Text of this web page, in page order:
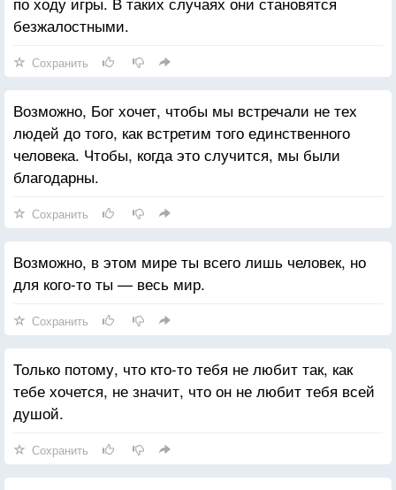
безжалостными.
Сохранить
Возможно, Бог хочет, чтобы мы встречали не тех
людей до того, как встретим того единственного
человека. Чтобы, когда это случится, мы были
благодарны.
Сохранить
Возможно, в этом мире ты всего лишь человек, но
для кого-то ты — весь мир.
Сохранить
Только потому, что кто-то тебя не любит так, как
тебе хочется, не значит, что он не любит тебя всей
душой.
Сохранить